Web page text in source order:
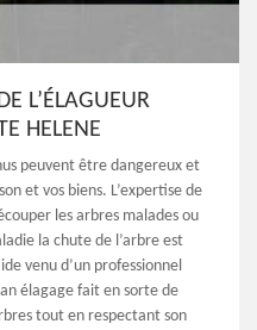
L’ÉLAGUEUR
HELENE
peuvent être dangereux et
et vos biens. L’expertise de
les arbres malades ou
la chute de l’arbre est
venu d’un professionnel
élagage fait en sorte de
tout en respectant son